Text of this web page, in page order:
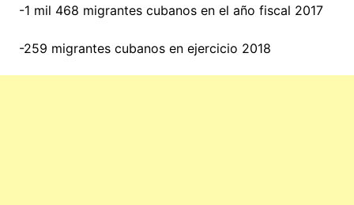
-1 mil 468 migrantes cubanos en el año fiscal 2017
-259 migrantes cubanos en ejercicio 2018